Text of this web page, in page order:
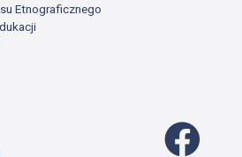
Etnograficznego